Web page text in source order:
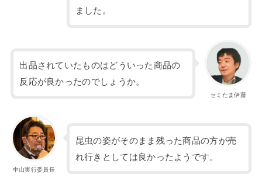
ました。
セミたま伊藤
出品されていたものはどういった商品の
反応が良かったのでしょうか。
中山実行委員長
昆虫の姿がそのまま残った商品の方が売
れ行きとしては良かったようです。